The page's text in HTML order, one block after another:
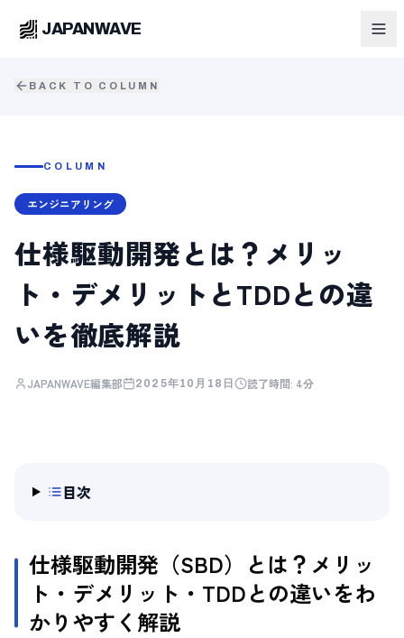
JAPANWAVE
BACK TO COLUMN
COLUMN
エンジニアリング
仕様駆動開発とは？メリッ
ト・デメリットとTDDとの違
いを徹底解説
JAPANWAVE編集部 2025年10月18日 読了時間: 4分
目次
仕様駆動開発（SBD）とは？メリッ
ト・デメリット・TDDとの違いをわ
かりやすく解説